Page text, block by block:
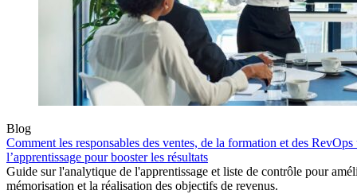
Blog
Comment les responsables des ventes, de la formation et des
l’apprentissage pour booster les résultats
Guide sur l'analytique de l'apprentissage et liste de contrôle pour
mémorisation et la réalisation des objectifs de revenus.